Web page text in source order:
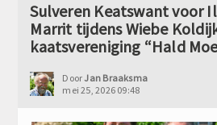
Sulveren Keatswant voor
Marrit tijdens Wiebe
kaatsvereniging “Hald
DoorJan Braaksma
mei 25, 2026 09:48